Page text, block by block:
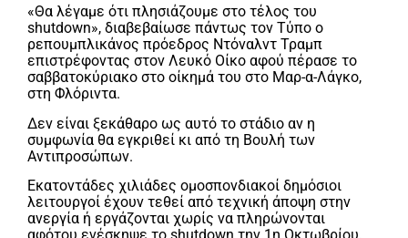
«Θα λέγαμε ότι πλησιάζουμε στο τέλος του
shutdown», διαβεβαίωσε πάντως τον Τύπο ο
ρεπουμπλικάνος πρόεδρος Ντόναλντ Τραμπ
επιστρέφοντας στον Λευκό Οίκο αφού πέρασε το
σαββατοκύριακο στο οίκημά του στο Μαρ-α-Λάγκο,
στη Φλόριντα.
Δεν είναι ξεκάθαρο ως αυτό το στάδιο αν η
συμφωνία θα εγκριθεί κι από τη Βουλή των
Αντιπροσώπων.
Εκατοντάδες χιλιάδες ομοσπονδιακοί δημόσιοι
λειτουργοί έχουν τεθεί από τεχνική άποψη στην
ανεργία ή εργάζονται χωρίς να πληρώνονται